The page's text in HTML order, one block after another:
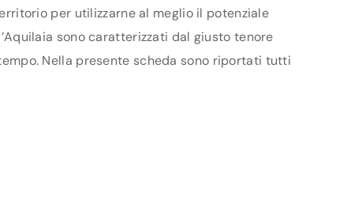
per utilizzarne al meglio il potenziale
sono caratterizzati dal giusto tenore
Nella presente scheda sono riportati tutti